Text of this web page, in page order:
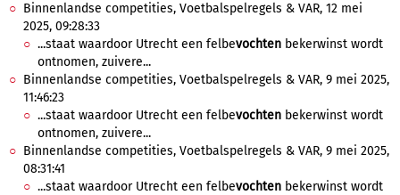
Binnenlandse competities, Voetbalspelregels & VAR, 12 mei
2025, 09:28:33
...staat waardoor Utrecht een felbevochten bekerwinst wordt
ontnomen, zuivere...
Binnenlandse competities, Voetbalspelregels & VAR, 9 mei 2025,
11:46:23
...staat waardoor Utrecht een felbevochten bekerwinst wordt
ontnomen, zuivere...
Binnenlandse competities, Voetbalspelregels & VAR, 9 mei 2025,
08:31:41
...staat waardoor Utrecht een felbevochten bekerwinst wordt